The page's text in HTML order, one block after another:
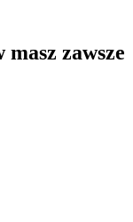
zawsze